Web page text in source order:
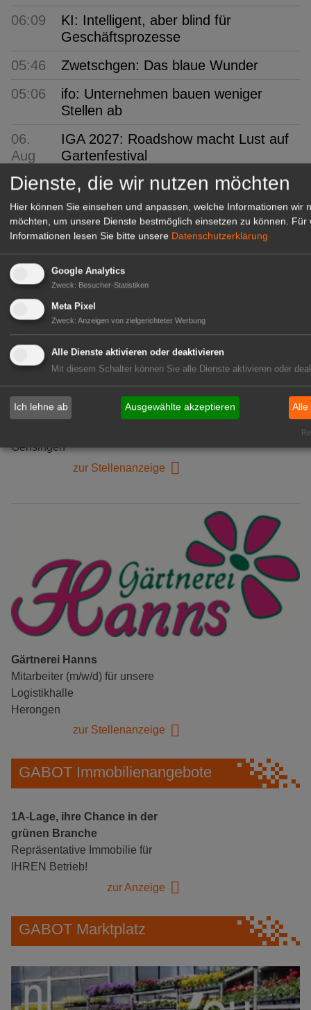
06:09
KI: Intelligent, aber blind für
Geschäftsprozesse
05:46
Zwetschgen: Das blaue Wunder
05:06
ifo: Unternehmen bauen weniger
Stellen ab
06.
Aug
IGA 2027: Roadshow macht Lust auf
Gartenfestival
GABOT Top-Jobs
Kientzler Jungpflanzen GmbH
Gärtner im Zierpflanzenbau
(Geselle/Meister/Techniker)
Gensingen
zur Stellenanzeige
Gärtnerei Hanns
Mitarbeiter (m/w/d) für unsere
Logistikhalle
Herongen
zur Stellenanzeige
GABOT Immobilienangebote
1A-Lage, ihre Chance in der
grünen Branche
Repräsentative Immobilie für
IHREN Betrieb!
zur Anzeige
GABOT Marktplatz
Dienste, die wir nutzen möchten
Hier können Sie einsehen und anpassen, welche Informationen wir
möchten, um unsere Dienste bestmöglich einsetzen zu können. Für
Informationen lesen Sie bitte unsere Datenschutzerklärung
Google Analytics
Zweck: Besucher-Statistiken
Meta Pixel
Zweck: Anzeigen von zielgerichteter Werbung
Alle Dienste aktivieren oder deaktivieren
Mit diesem Schalter können Sie alle Dienste aktivieren oder
Ich lehne ab Ausgewählte akzeptieren Alle